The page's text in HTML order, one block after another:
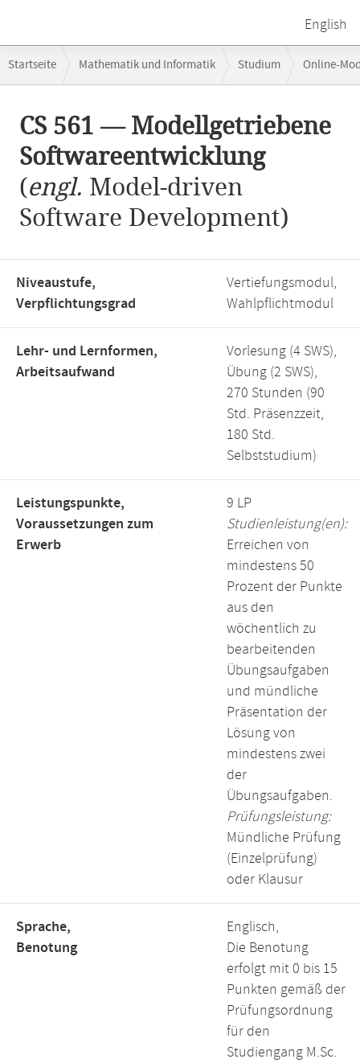
English
Navigation
Startseite Mathematik und Informatik Studium Online-
CS 561 — Modellgetriebene
Softwareentwicklung
(engl. Model-driven
Software Development)
Niveaustufe,
Verpflichtungsgrad
Vertiefungsmodul,
Wahlpflichtmodul
Lehr- und Lernformen,
Arbeitsaufwand
Vorlesung (4 SWS),
Übung (2 SWS),
270 Stunden (90
Std. Präsenzzeit,
180 Std.
Selbststudium)
Leistungspunkte,
Voraussetzungen zum
Erwerb
9 LP
Studienleistung(en):
Erreichen von
mindestens 50
Prozent der Punkte
aus den
wöchentlich zu
bearbeitenden
Übungsaufgaben
und mündliche
Präsentation der
Lösung von
mindestens zwei
der
Übungsaufgaben.
Prüfungsleistung:
Mündliche Prüfung
(Einzelprüfung)
oder Klausur
Sprache,
Benotung
Englisch,
Die Benotung
erfolgt mit 0 bis 15
Punkten gemäß der
Prüfungsordnung
für den
Studiengang M.Sc.